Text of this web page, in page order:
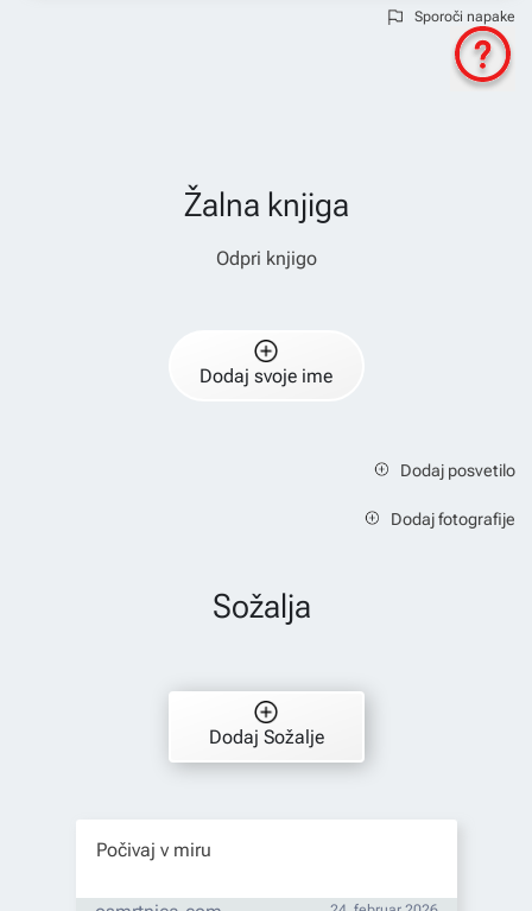
Sporoči napake
Žalna knjiga
Odpri knjigo
Dodaj svoje ime
Dodaj posvetilo
Dodaj fotografije
Sožalja
Dodaj Sožalje
Počivaj v miru